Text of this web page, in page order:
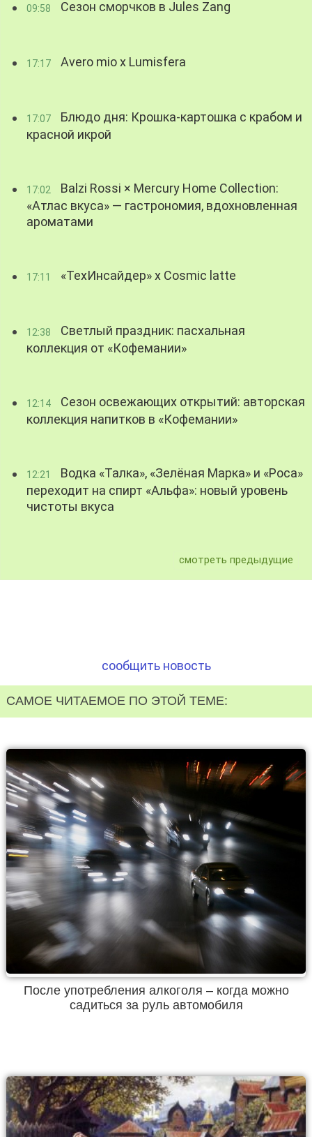
09:58 Сезон сморчков в Jules Zang
17:17 Avero mio x Lumisfera
17:07
Блюдо дня: Крошка-картошка с крабом и
красной икрой
17:02
Balzi Rossi × Mercury Home Collection:
«Атлас вкуса» — гастрономия, вдохновленная
ароматами
17:11 «ТехИнсайдер» х Cosmic latte
12:38
Светлый праздник: пасхальная
коллекция от «Кофемании»
12:14
Сезон освежающих открытий: авторская
коллекция напитков в «Кофемании»
12:21
Водка «Талка», «Зелёная Марка» и «Роса»
переходит на спирт «Альфа»: новый уровень
чистоты вкуса
смотреть предыдущие
сообщить новость
САМОЕ ЧИТАЕМОЕ ПО ЭТОЙ ТЕМЕ:
После употребления алкоголя – когда можно
садиться за руль автомобиля